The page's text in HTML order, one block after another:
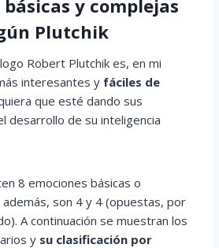
básicas y complejas
Plutchik
Robert Plutchik es, en mi
interesantes y fáciles de
que esté dando sus
desarrollo de su inteligencia
8 emociones básicas o
además, son 4 y 4 (opuestas, por
A continuación se muestran los
y su clasificación por